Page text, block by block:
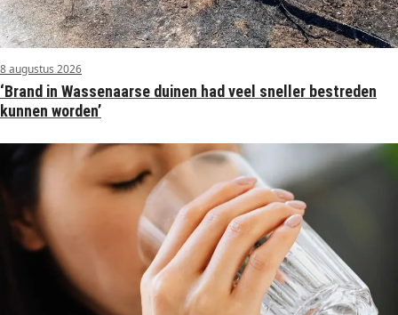
8 augustus 2026
‘Brand in Wassenaarse duinen had veel sneller bestreden
kunnen worden’